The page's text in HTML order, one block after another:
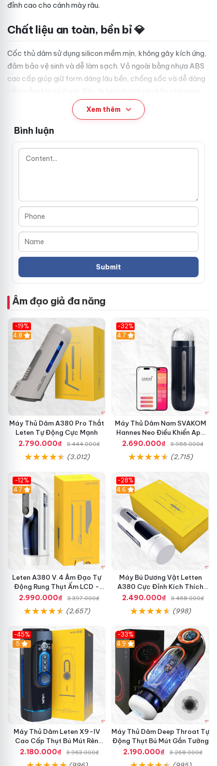
đỉnh cao cho cánh mày râu.
Chất liệu an toàn, bền bỉ 💎
Cốc thủ dâm sử dụng silicon mềm mịn, không gây kích ứng,
đảm bảo vệ sinh và dễ làm sạch. Vỏ ngoài bằng nhựa ABS
cao cấp giúp giữ form dáng lâu bền, chống sốc và dễ dàng
cầm nắm khi sử dụng. Đây là lựa chọn hoàn hảo cho nam
giới muốn có công cụ hỗ trợ sinh lý cao cấp, bền bỉ và thân
Thông số kỹ thuật nổi bật 📏
Đường kính miệng cốc: 8,1 cm – vừa vặn và thích hợp
cho nam giới.
Chất liệu: silicon cao cấp bên trong, nhựa ABS bền
ngoài.
Sử dụng: Thích hợp cho mọi đối tượng nam giới cần giải
tỏa sinh lý.
Hãng sản xuất: Youcup, nhập khẩu chính hãng từ Hồng
Kông.
h
ủ
ư
ớ
ề
n
Xem thêm
Bình luận
Âm đạo giả đa năng
-19%
Hot
4.8
Máy Thủ Dâm A380 Pro Thắt
Leten Tự Động Cực Mạnh
2.790.000₫
3.444.000₫
(3,012)
-32%
Hot
4.7
Máy Thủ Dâm Nam SVAKOM
Hannes Neo Điều Khiển App
Kích Thích
2.690.000₫ 3.955.000₫
(2,715)
-12%
Hot
4.7
Leten A380 V.4 Âm Đạo Tự
Động Rung Thụt Ấm LCD -
Cực Phê
2.990.000₫ 3.397.000₫
(2,657)
-28%
Hot
4.6
Máy Bú Dương Vật Letten
A380 Cực Đỉnh Kích Thích
Mạnh Mẽ
2.490.000₫ 3.458.000₫
(998)
-45%
Hot
5
Máy Thủ Dâm Leten X9-IV
Cao Cấp Thụt Bú Mút Rên
Tỏa Nhiệt Sạc Pin
2.180.000₫ 3.963.000₫
-33%
Hot
4.9
Máy Thủ Dâm Deep Throat Tự
Động Thụt Bú Mút Gắn Tường
2.190.000₫
3.268.000₫